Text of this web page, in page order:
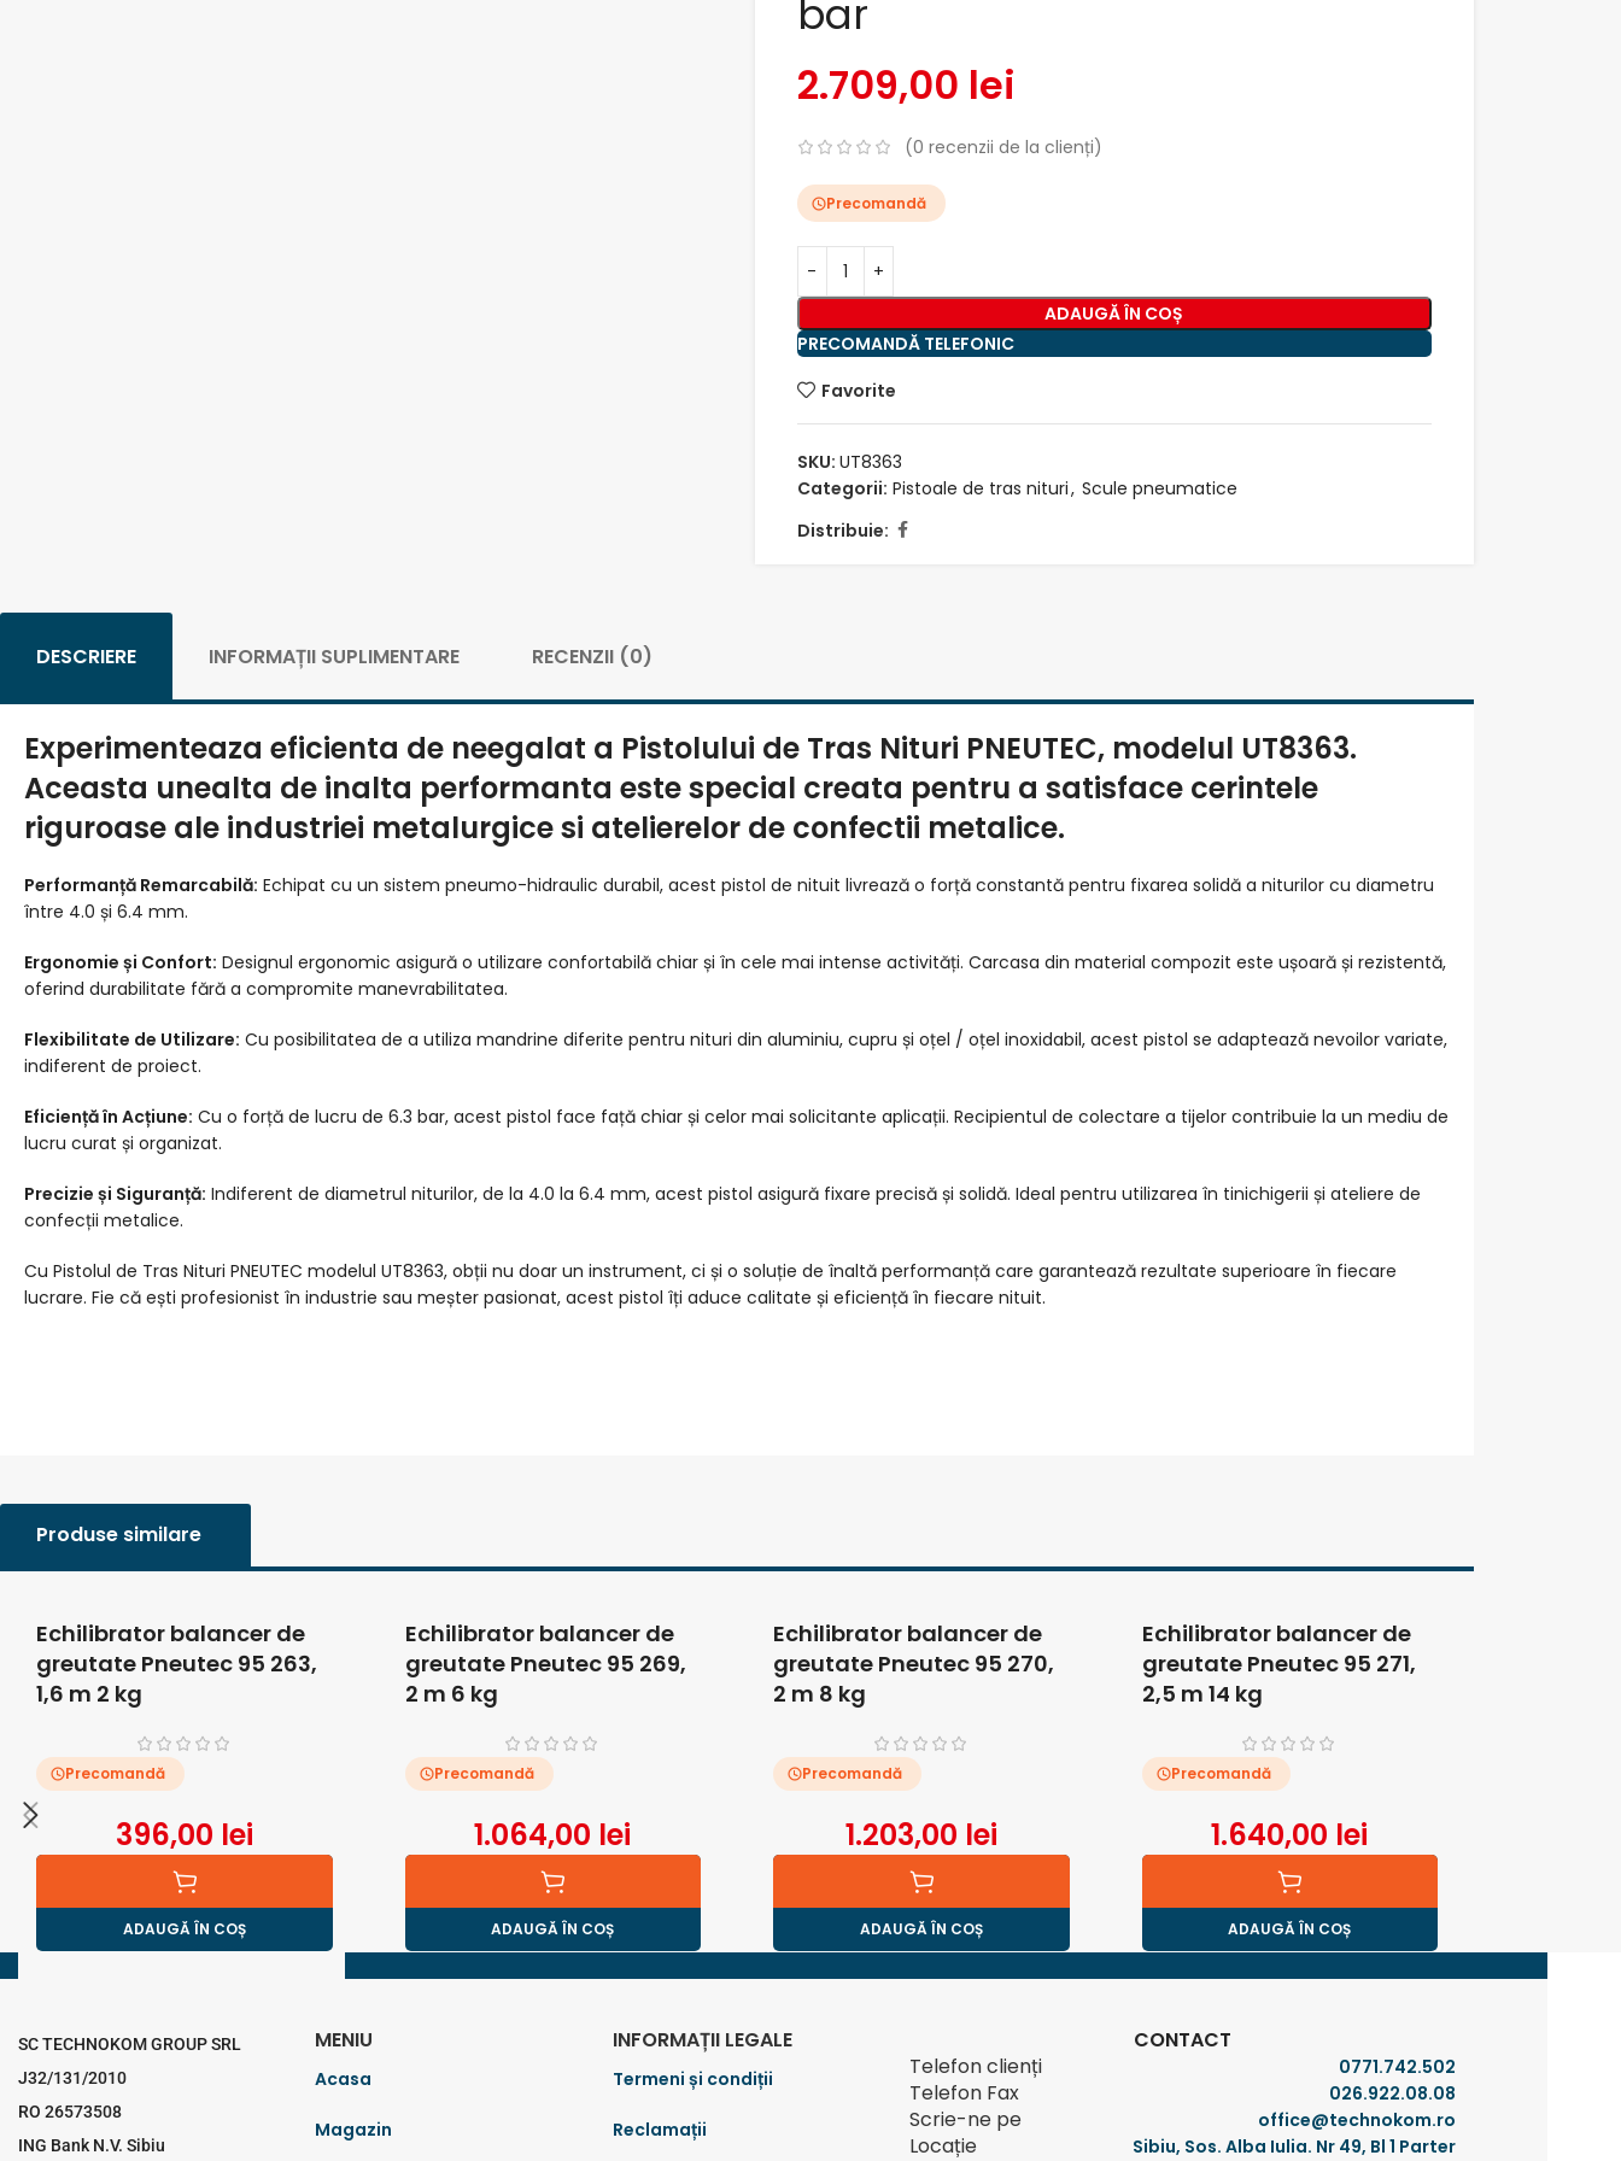
bar
2.709,00 lei
(0 recenzii de la clienți)
Precomandă
ADAUGĂ ÎN COȘ
PRECOMANDĂ TELEFONIC
Favorite
SKU: UT8363
Categorii: Pistoale de tras nituri, Scule pneumatice
Distribuie:
DESCRIERE INFORMAȚII SUPLIMENTARE RECENZII (0)
Experimenteaza eficienta de neegalat a Pistolului de Tras Nituri PNEUTEC, modelul UT8363.
Aceasta unealta de inalta performanta este special creata pentru a satisface cerintele
riguroase ale industriei metalurgice si atelierelor de confectii metalice.
Performanță Remarcabilă: Echipat cu un sistem pneumo-hidraulic durabil, acest pistol de nituit livrează o forță constantă pentru fixarea solidă a niturilor cu diametru
între 4.0 și 6.4 mm.
Ergonomie și Confort: Designul ergonomic asigură o utilizare confortabilă chiar și în cele mai intense activități. Carcasa din material compozit este ușoară și rezistentă,
oferind durabilitate fără a compromite manevrabilitatea.
Flexibilitate de Utilizare: Cu posibilitatea de a utiliza mandrine diferite pentru nituri din aluminiu, cupru și oțel / oțel inoxidabil, acest pistol se adaptează nevoilor variate,
indiferent de proiect.
Eficiență în Acțiune: Cu o forță de lucru de 6.3 bar, acest pistol face față chiar și celor mai solicitante aplicații. Recipientul de colectare a tijelor contribuie la un mediu de
lucru curat și organizat.
Precizie și Siguranță: Indiferent de diametrul niturilor, de la 4.0 la 6.4 mm, acest pistol asigură fixare precisă și solidă. Ideal pentru utilizarea în tinichigerii și ateliere de
confecții metalice.
Cu Pistolul de Tras Nituri PNEUTEC modelul UT8363, obții nu doar un instrument, ci și o soluție de înaltă performanță care garantează rezultate superioare în fiecare
lucrare. Fie că ești profesionist în industrie sau meșter pasionat, acest pistol îți aduce calitate și eficiență în fiecare nituit.
Produse similare
Echilibrator balancer de
greutate Pneutec 95 263,
1,6 m 2 kg
Precomandă
396,00 lei
ADAUGĂ ÎN COȘ
Echilibrator balancer de
greutate Pneutec 95 269,
2 m 6 kg
Precomandă
1.064,00 lei
ADAUGĂ ÎN COȘ
Echilibrator balancer de
greutate Pneutec 95 270,
2 m 8 kg
Precomandă
1.203,00 lei
ADAUGĂ ÎN COȘ
Echilibrator balancer de
greutate Pneutec 95 271,
2,5 m 14 kg
Precomandă
1.640,00 lei
ADAUGĂ ÎN COȘ
SC TECHNOKOM GROUP SRL
J32/131/2010
RO 26573508
ING Bank N.V. Sibiu
MENIU
Acasa
Magazin
INFORMAȚII LEGALE
Termeni și condiții
Reclamații
CONTACT
Telefon clienți
0771.742.502
Telefon Fax 026.922.08.08
Scrie-ne pe office@technokom.ro
Locație Sibiu, Sos. Alba Iulia. Nr 49, Bl 1 Parter